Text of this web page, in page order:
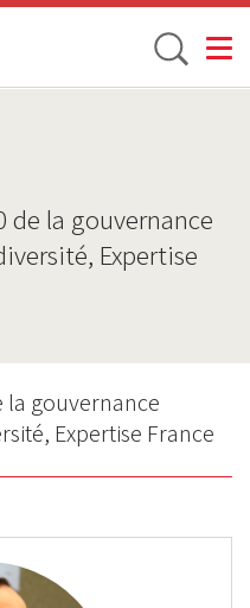
Toggle
de la gouvernance
Expertise
la gouvernance
Expertise France